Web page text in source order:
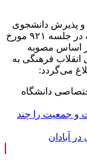
سنجش و پذیرش دانشجوی
متعهد خدمت به وزارت آموزش و پرورش» که در جلسه ۹۲۱ مورخ
و بر اساس مصوبه
عالی انقلاب فرهنگی به
می‌گردد:
و جمعیت را چند
آبادان